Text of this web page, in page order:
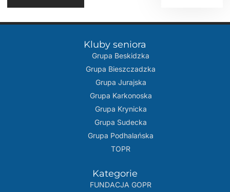
Kluby seniora
Grupa Beskidzka​
Grupa Bieszczadzka
Grupa Jurajska
Grupa Karkonoska
Grupa Krynicka
Grupa Sudecka
Grupa Podhalańska
TOPR
Kategorie
FUNDACJA GOPR